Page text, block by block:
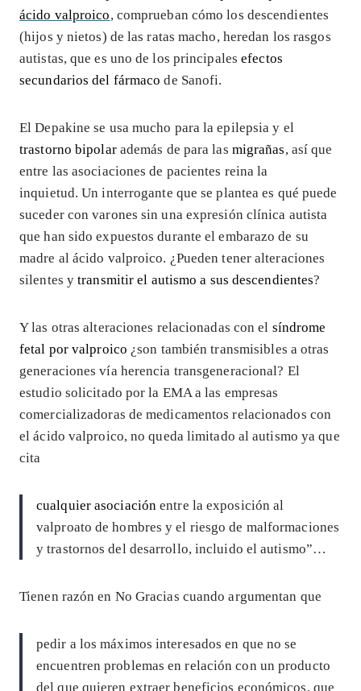
ácido valproico, comprueban cómo los descendientes
(hijos y nietos) de las ratas macho, heredan los rasgos
autistas, que es uno de los principalesefectos
secundarios del fármaco de Sanofi.
El Depakine se usa mucho para la epilepsia y el
trastorno bipolarademás de para las migrañas, así que
entre las asociaciones de pacientes reina la
inquietud. Un interrogante que se plantea es qué puede
suceder con varones sin una expresión clínica autista
que han sido expuestos durante el embarazo de su
madre al ácido valproico. ¿Pueden tener alteraciones
silentes ytransmitir el autismo a sus descendientes?
Y las otras alteraciones relacionadas con el síndrome
fetal por valproico ¿son también transmisibles a otras
generaciones vía herencia transgeneracional? El
estudio solicitado por la EMA a las empresas
comercializadoras de medicamentos relacionados con
el ácido valproico, no queda limitado al autismo ya que
cita
cualquier asociación entre la exposición al
valproato de hombres y el riesgo de malformaciones
y trastornos del desarrollo, incluido el autismo”…
Tienen razón en No Gracias cuando argumentan que
pedir a los máximos interesados en que no se
encuentren problemas en relación con un producto
del que quieren extraer beneficios económicos, que